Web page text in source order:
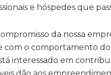
e hóspedes que
da nossa
com o comportamento
interessado em